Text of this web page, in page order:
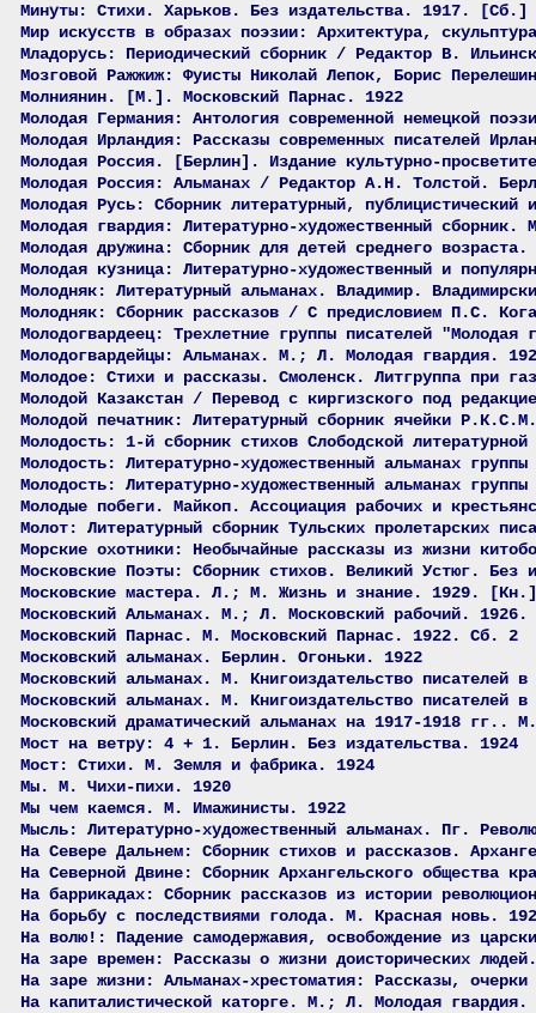
Минуты: Стихи. Харьков. Без издательства. 1917. [Сб.]
Мир искусств в образах поэзии: Архитектура,
Младорусь: Периодический сборник / Редактор В.
Мозговой Ражжиж: Фуисты Николай Лепок, Борис
Молниянин. [М.]. Московский Парнас. 1922
Молодая Германия: Антология современной немецкой
Молодая Ирландия: Рассказы современных писателей
Молодая Россия. [Берлин]. Издание культурно-
Молодая Россия: Альманах / Редактор А.Н. Толстой.
Молодая Русь: Сборник литературный,
Молодая гвардия: Литературно-художественный
Молодая дружина: Сборник для детей среднего
Молодая кузница: Литературно-художественный и
Молодняк: Литературный альманах. Владимир.
Молодняк: Сборник рассказов / С предисловием П.С.
Молодогвардеец: Трехлетние группы писателей
Молодогвардейцы: Альманах. М.; Л. Молодая гвардия.
Молодое: Стихи и рассказы. Смоленск. Литгруппа при
Молодой Казакстан / Перевод с киргизского под
Молодой печатник: Литературный сборник ячейки
Молодость: 1-й сборник стихов Слободской
Молодость: Литературно-художественный альманах
Молодость: Литературно-художественный альманах
Молодые побеги. Майкоп. Ассоциация рабочих и
Молот: Литературный сборник Тульских пролетарских
Морские охотники: Необычайные рассказы из жизни
Московские Поэты: Сборник стихов. Великий Устюг. Без
Московские мастера. Л.; М. Жизнь и знание. 1929.
Московский Альманах. М.; Л. Московский рабочий.
Московский Парнас. М. Московский Парнас. 1922. Сб. 2
Московский альманах. Берлин. Огоньки. 1922
Московский альманах. М. Книгоиздательство
Московский альманах. М. Книгоиздательство
Московский драматический альманах на 1917-1918 гг..
Мост на ветру: 4 + 1. Берлин. Без издательства. 1924
Мост: Стихи. М. Земля и фабрика. 1924
Мы. М. Чихи-пихи. 1920
Мы чем каемся. М. Имажинисты. 1922
Мысль: Литературно-художественный альманах. Пг.
На Севере Дальнем: Сборник стихов и рассказов.
На Северной Двине: Сборник Архангельского общества
На баррикадах: Сборник рассказов из истории
На борьбу с последствиями голода. М. Красная новь.
На волю!: Падение самодержавия, освобождение из
На заре времен: Рассказы о жизни доисторических
На заре жизни: Альманах-хрестоматия: Рассказы,
На капиталистической каторге. М.; Л. Молодая